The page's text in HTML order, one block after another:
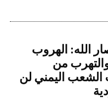
الله: الهروب
والتهرب من
الشعب اليمني لن